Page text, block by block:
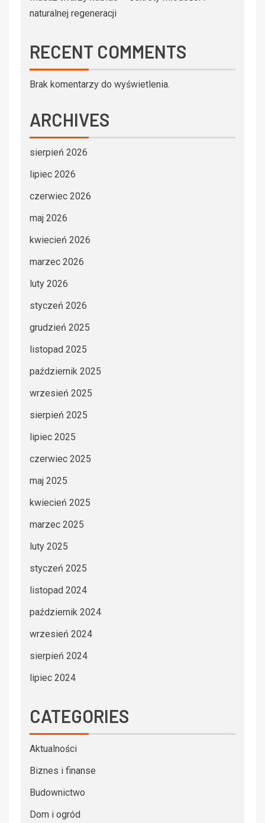
naturalnej regeneracji
RECENT COMMENTS
Brak komentarzy do wyświetlenia.
ARCHIVES
sierpień 2026
lipiec 2026
czerwiec 2026
maj 2026
kwiecień 2026
marzec 2026
luty 2026
styczeń 2026
grudzień 2025
listopad 2025
październik 2025
wrzesień 2025
sierpień 2025
lipiec 2025
czerwiec 2025
maj 2025
kwiecień 2025
marzec 2025
luty 2025
styczeń 2025
listopad 2024
październik 2024
wrzesień 2024
sierpień 2024
lipiec 2024
CATEGORIES
Aktualności
Biznes i finanse
Budownictwo
Dom i ogród